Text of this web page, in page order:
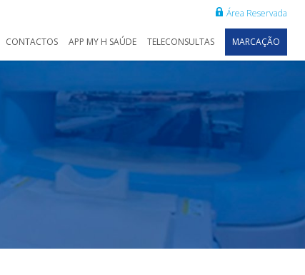
CONTACTOS APP MY H SAÚDE TELECONSULTAS MARCAÇÃO
Área Reservada